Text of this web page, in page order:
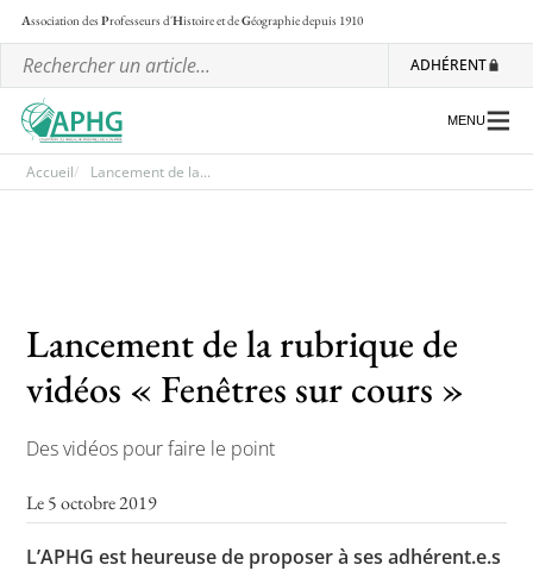
Association desProfesseurs d'Histoire et deGéographiedepuis 1910
ADHÉRENT
Les ateliers nationaux
Communiqués et motions
MENU
Accueil Lancement de la...
Lancement de la rubrique de
vidéos « Fenêtres sur cours »
Des vidéos pour faire le point
Le 5 octobre 2019
L’APHG est heureuse de proposer à ses adhérent.e.s